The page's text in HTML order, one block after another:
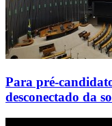
Para pré-
desconectado da